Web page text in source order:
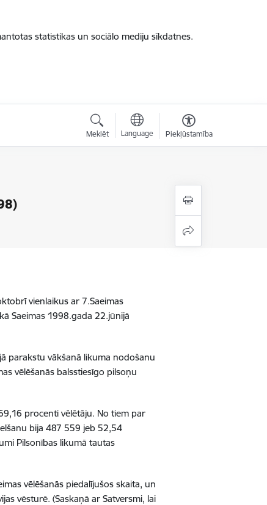
statistikas un sociālo mediju sīkdatnes.
Meklēt Language Piekļūstamība
vienlaikus ar 7.Saeimas
Saeimas 1998.gada 22.jūnijā
parakstu vākšanā likuma nodošanu
vēlēšanās balsstiesīgo pilsoņu
procenti vēlētāju. No tiem par
bija 487 559 jeb 52,54
Pilsonības likumā tautas
vēlēšanās piedalījušos skaita, un
vēsturē. (Saskaņā ar Satversmi, lai